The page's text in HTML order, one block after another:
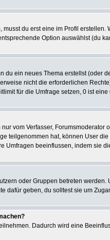
du erst eine im Profil erstellen.
Option auswählst (du
du ein neues Thema erstellst (oder
nicht die erforderlichen
für die Umfrage setzen, 0 ist
vom Verfasser,
teilgenommen hat, können User
Umfragen beeinflussen, indem sie
oder Gruppen betreten
dafür geben, du solltest sie um
Dadurch wird eine